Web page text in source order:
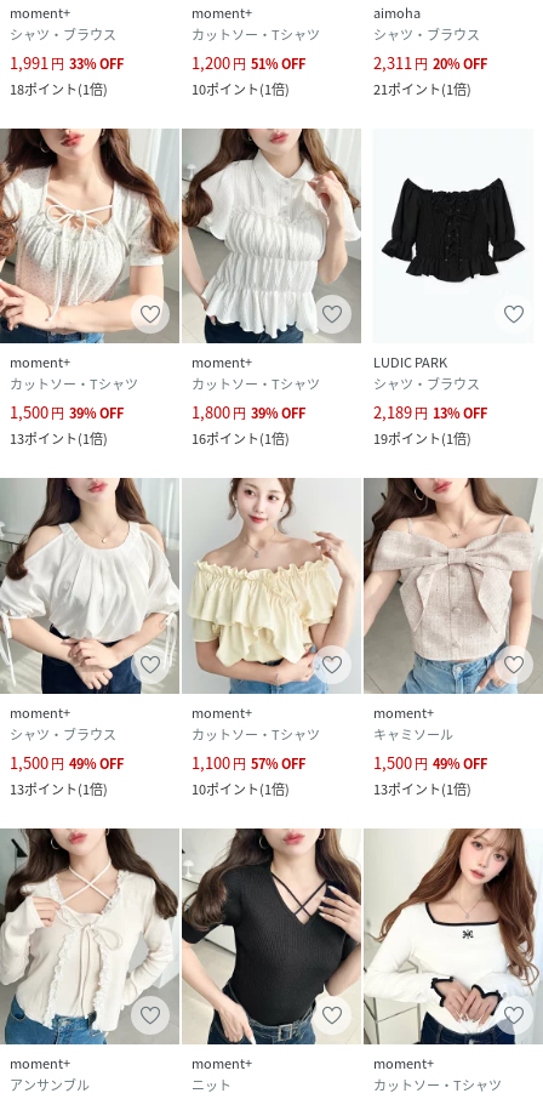
moment+
シャツ・ブラウス
1,991 円 33%OFF
18ポイント(1倍)
moment+
カットソー・Tシャツ
1,200円 51%OFF
10ポイント(1倍)
aimoha
シャツ・ブラウス
2,311 円 20%OFF
21ポイント(1倍)
moment+
カットソー・Tシャツ
1,500円 39%OFF
13ポイント(1倍)
moment+
カットソー・Tシャツ
1,800円 39%OFF
16ポイント(1倍)
LUDIC PARK
シャツ・ブラウス
2,189円 13%OFF
19ポイント(1倍)
moment+
シャツ・ブラウス
1,500円 49%OFF
13ポイント(1倍)
moment+
カットソー・Tシャツ
1,100円 57%OFF
10ポイント(1倍)
moment+
キャミソール
1,500円 49%OFF
13ポイント(1倍)
moment+
アンサンブル
moment+
ニット
moment+
カットソー・Tシャツ